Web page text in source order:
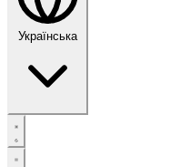
Українська